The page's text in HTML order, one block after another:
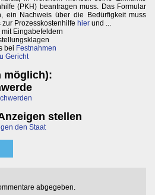
(PKH) beantragen muss. Das Formular
ein Nachweis über die Bedürfigkeit muss
Prozesskostenhilfe hier und ...
Eingabefeldern
bei Festnahmen
Gericht
möglich):
stellen
den Staat
abgegeben.